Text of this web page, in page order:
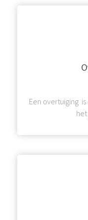
Een overtuiging